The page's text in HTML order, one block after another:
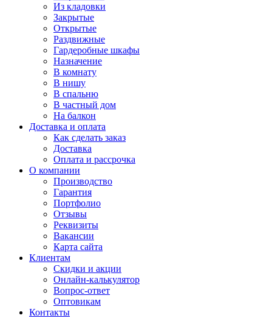
Из кладовки
Закрытые
Открытые
Раздвижные
Гардеробные шкафы
Назначение
В комнату
В нишу
В спальню
В частный дом
На балкон
Доставка и оплата
Как сделать заказ
Доставка
Оплата и рассрочка
О компании
Производство
Гарантия
Портфолио
Отзывы
Реквизиты
Вакансии
Карта сайта
Клиентам
Скидки и акции
Онлайн-калькулятор
Вопрос-ответ
Оптовикам
Контакты